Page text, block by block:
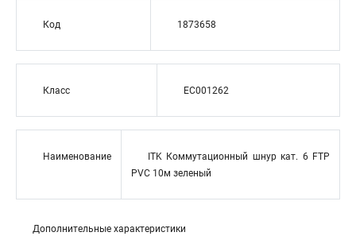
Код 1873658
Класс EC001262
Наименование
ITK Коммутационный шнур кат. 6 FTP
PVC 10м зеленый
Дополнительные характеристики